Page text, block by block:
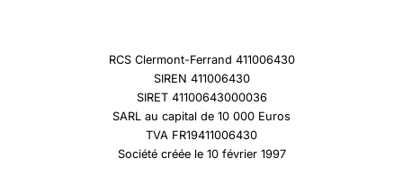
RCS Clermont-Ferrand 411006430
SIREN 411006430
SIRET 41100643000036
SARL au capital de 10 000 Euros
TVA FR19411006430
Société créée le 10 février 1997